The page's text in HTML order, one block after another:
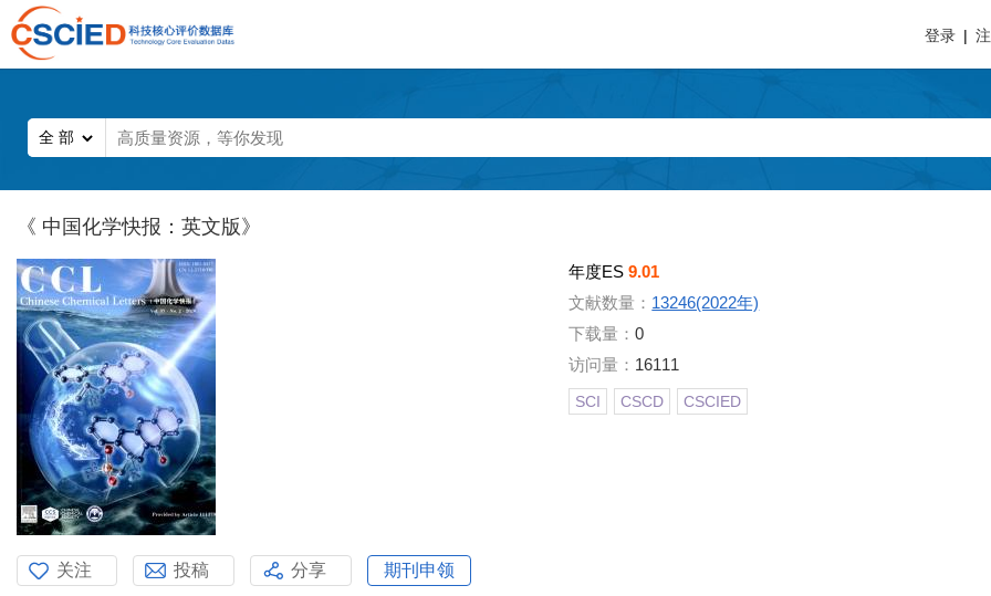
登录 |
《 中国化学快报：英文版》
年度ES9.01
文献数量： 13246(2022年)
下载量：0
访问量： 16111
SCI CSCD CSCIED
关注 投稿 分享 期刊申领